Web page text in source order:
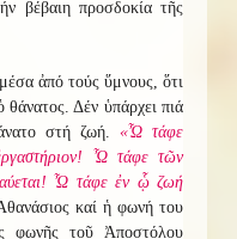
βέβαιη προσδοκία τῆς
ἀπό τούς ὕμνους, ὅτι
Δέν ὑπάρχει πιά
στή ζωή.«Ὦ τάφε
Ὦ τάφε τῶν
Ὦ τάφε ἐν ᾧ ζωή
καί ἡ φωνή του
φωνῆς τοῦ Ἀποστόλου